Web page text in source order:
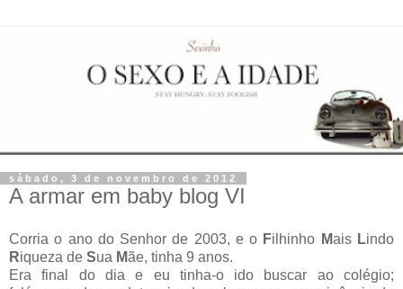
sábado, 3 de novembro de 2012
A armar em baby blog VI
Corria o ano do Senhor de 2003, e o Filhinho Mais Lindo
Riqueza de Sua Mãe, tinha 9 anos.
Era final do dia e eu tinha-o ido buscar ao colégio;